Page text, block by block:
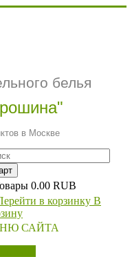
белья
в Москве
0.00 RUB
В
САЙТА